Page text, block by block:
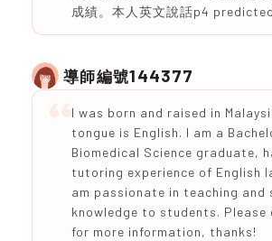
成績。本人英文說話p4
導師編號144377
I was born and raised in
tongue is English. I am a
Biomedical Science graduate,
tutoring experience of English
am passionate in teaching and
knowledge to students. Please
for more information, thanks!